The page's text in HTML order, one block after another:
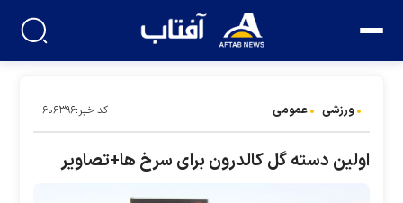
ورزشی عمومی کد خبر:۶۰۶۳۹۶
اولین دسته گل کالدرون برای سرخ ها+تصاویر